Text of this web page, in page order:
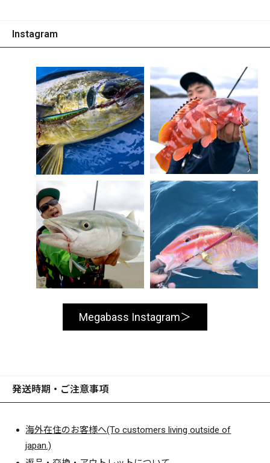
Instagram
Megabass Instagram
発送時期・ご注意事項
海外在住のお客様へ(To customers living outside of
japan.)